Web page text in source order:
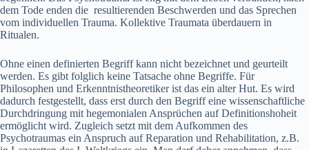
dem Tode enden die resultierenden Beschwerden und das Sprechen
vom individuellen Trauma. Kollektive Traumata überdauern in
Ritualen.
Ohne einen definierten Begriff kann nicht bezeichnet und geurteilt
werden. Es gibt folglich keine Tatsache ohne Begriffe. Für
Philosophen und Erkenntnistheoretiker ist das ein alter Hut. Es wird
dadurch festgestellt, dass erst durch den Begriff eine wissenschaftliche
Durchdringung mit hegemonialen Ansprüchen auf Definitionshoheit
ermöglicht wird. Zugleich setzt mit dem Aufkommen des
Psychotraumas ein Anspruch auf Reparation und Rehabilitation, z.B.